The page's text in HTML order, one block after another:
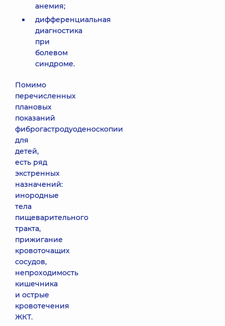
анемия;
дифференциальная
диагностика
при
болевом
синдроме.
Помимо
перечисленных
плановых
показаний
фиброгастродуоденоскопии
для
детей,
есть ряд
экстренных
назначений:
инородные
тела
пищеварительного
тракта,
прижигание
кровоточащих
сосудов,
непроходимость
кишечника
и острые
кровотечения
ЖКТ.